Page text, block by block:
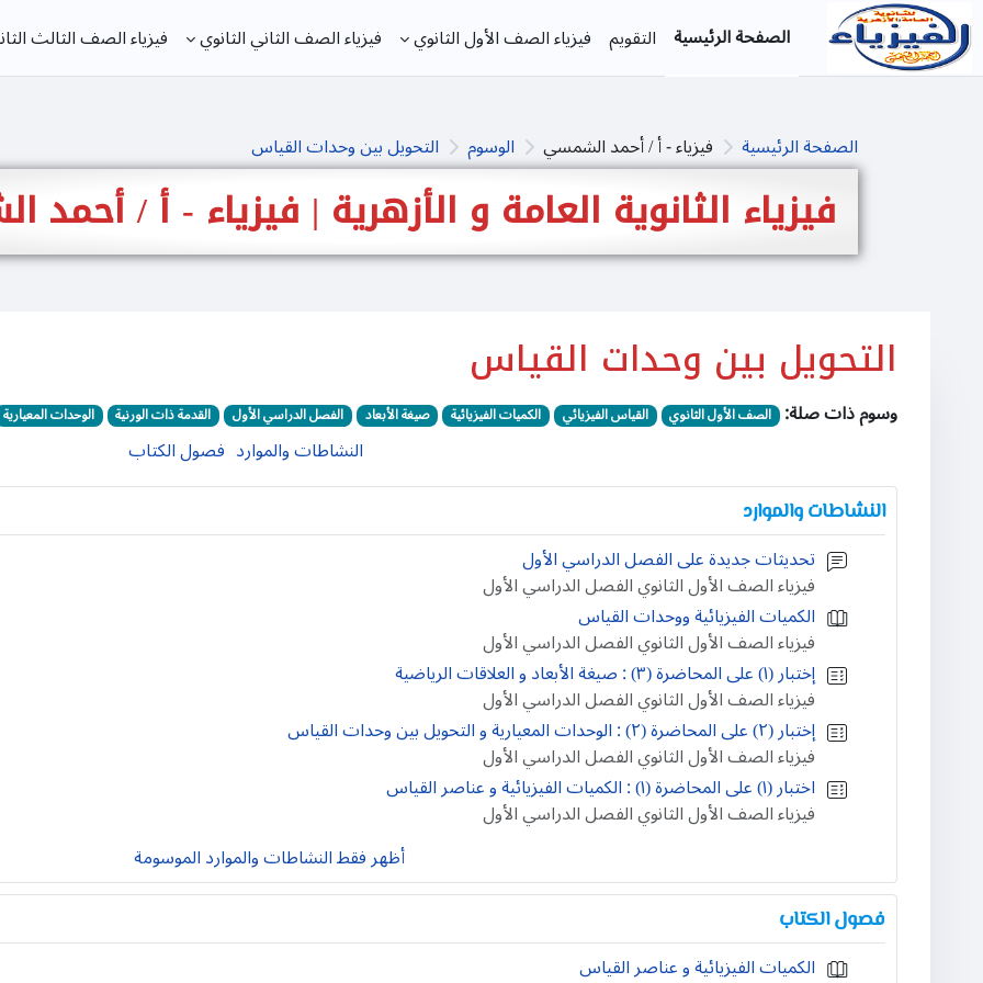
تخطى إلى المحتوى الرئيسي
الصفحة الرئيسية التقويم فيزياء الصف الأول الثانوي فيزياء الصف الثاني الثانوي فيزياء الصف الثالث
الصفحة الرئيسية فيزياء - أ / أحمد الشمسي الوسوم التحويل بين وحدات القياس
فيزياء الثانوية العامة و الأزهرية | فيزياء - أ /
التحويل بين وحدات القياس
وسوم ذات صلة: الصف الأول الثانوي القياس الفيزيائي الكميات الفيزيائية صيغة الأبعاد الفصل الدراسي الأول القدمة ذات الورنية الوحدات المعيارية
النشاطات والموارد فصول الكتاب
النشاطات والموارد
تحديثات جديدة على الفصل الدراسي الأول
فيزياء الصف الأول الثانوي الفصل الدراسي الأول
الكميات الفيزيائية ووحدات القياس
فيزياء الصف الأول الثانوي الفصل الدراسي الأول
إختبار (١) على المحاضرة (٣) : صيغة الأبعاد و العلاقات الرياضية
فيزياء الصف الأول الثانوي الفصل الدراسي الأول
إختبار (٢) على المحاضرة (٢) : الوحدات المعيارية و التحويل بين وحدات القياس
فيزياء الصف الأول الثانوي الفصل الدراسي الأول
اختبار (١) على المحاضرة (١) : الكميات الفيزيائية و عناصر القياس
فيزياء الصف الأول الثانوي الفصل الدراسي الأول
أظهر فقط النشاطات والموارد الموسومة
فصول الكتاب
الكميات الفيزيائية و عناصر القياس